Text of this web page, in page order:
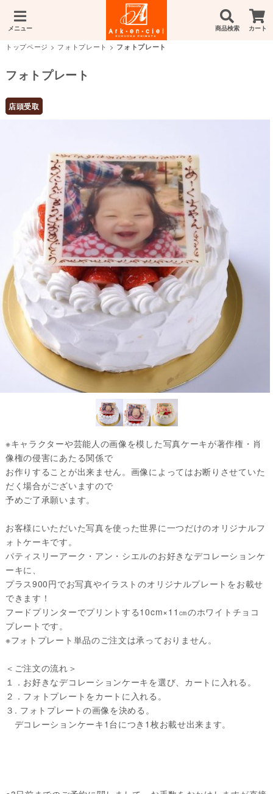
メニュー 商品検索 カート
トップページ > フォトプレート > フォトプレート
フォトプレート
店頭受取
※キャラクターや芸能人の画像を模した写真ケーキが著作権・肖
像権の侵害にあたる関係で
お作りすることが出来ません。画像によってはお断りさせていた
だく場合がございますので
予めご了承願います。
お客様にいただいた写真を使った世界に一つだけのオリジナルフ
ォトケーキです。
パティスリーアーク・アン・シエルのお好きなデコレーションケ
ーキに、
プラス900円でお写真やイラストのオリジナルプレートをお載せ
できます！
フードプリンターでプリントする10cm×11㎝のホワイトチョコ
プレートです。
※フォトプレート単品のご注文は承っておりません。
＜ご注文の流れ＞
１．お好きなデコレーションケーキを選び、カートに入れる。
２．フォトプレートをカートに入れる。
３. フォトプレートの画像を決める。
デコレーションケーキ1台につき1枚お載せ出来ます。